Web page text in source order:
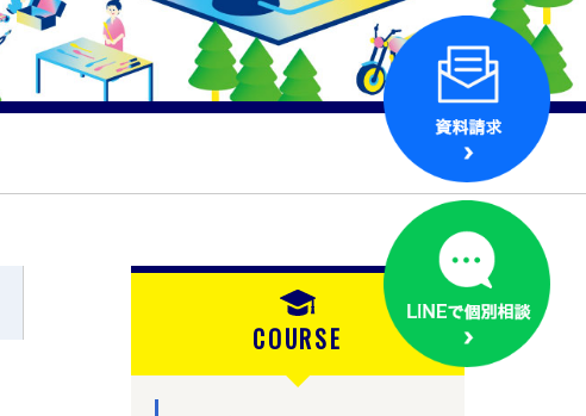
COURSE